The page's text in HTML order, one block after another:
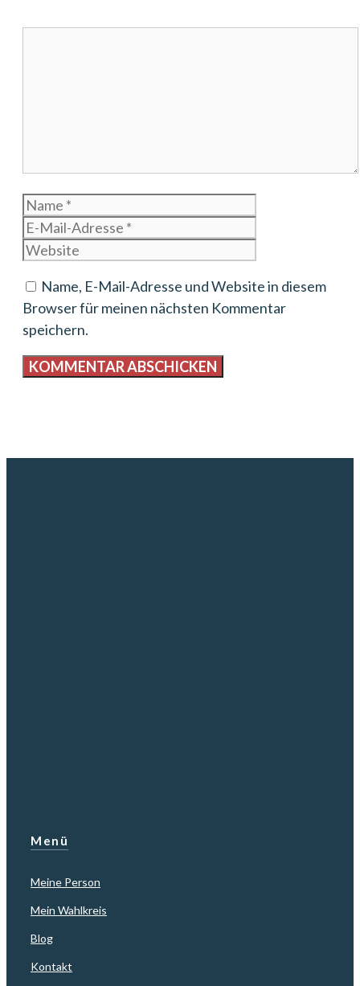
Name
Name, E-Mail-Adresse und Website in diesem
Browser für meinen nächsten Kommentar
speichern.
Menü
Meine Person
Mein Wahlkreis
Blog
Kontakt